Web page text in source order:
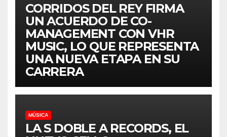
CORRIDOS DEL REY FIRMA
UN ACUERDO DE CO-
MANAGEMENT CON VHR
MUSIC, LO QUE REPRESENTA
UNA NUEVA ETAPA EN SU
CARRERA
MÚSICA
LA S DOBLE A RECORDS, EL